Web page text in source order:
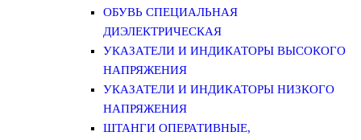
ОБУВЬ СПЕЦИАЛЬНАЯ
ДИЭЛЕКТРИЧЕСКАЯ
УКАЗАТЕЛИ И ИНДИКАТОРЫ ВЫСОКОГО
НАПРЯЖЕНИЯ
УКАЗАТЕЛИ И ИНДИКАТОРЫ НИЗКОГО
НАПРЯЖЕНИЯ
ШТАНГИ ОПЕРАТИВНЫЕ,